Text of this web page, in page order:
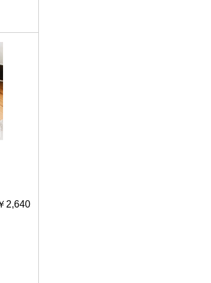
2,640